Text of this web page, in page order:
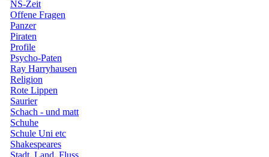
NS-Zeit
Offene Fragen
Panzer
Piraten
Profile
Psycho-Paten
Ray Harryhausen
Religion
Rote Lippen
Saurier
Schach - und matt
Schuhe
Schule Uni etc
Shakespeares
Stadt, Land, Fluss